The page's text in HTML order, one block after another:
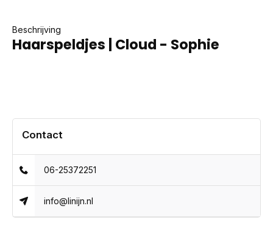
Beschrijving
Haarspeldjes | Cloud - Sophie
Contact
06-25372251
info@linijn.nl